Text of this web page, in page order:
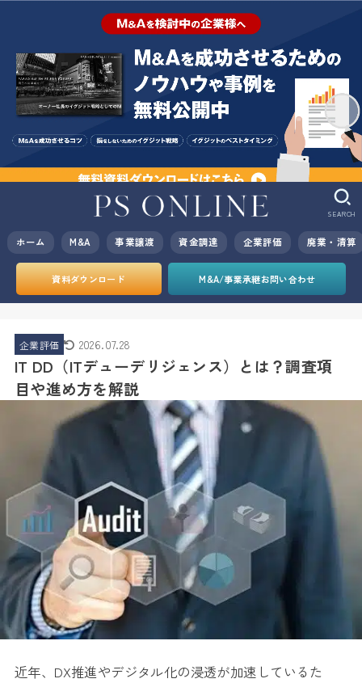
ホーム M&A 事業譲渡 資金調達 企業評価 廃業・清算
SEARCH
資料ダウンロード M&A/事業承継お問い合わせ
企業評価 2026.07.28
IT DD（ITデューデリジェンス）とは？調査項
目や進め方を解説
近年、DX推進やデジタル化の浸透が加速しているた